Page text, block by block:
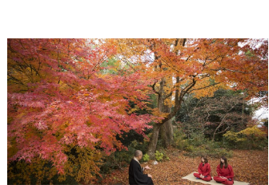
はの体験です。旅の記念品や、オリジナルの
お土産を作りたい人にオススメ！ ----------
①来店・受付（約5分） ご予約のお時間まで
にご来店いただき、受付をお済ませくださ
い。 ②絹糸選び（約5分） ③織り方の説明
（約5分） ④織る（約30分） ⑤解散（約5分）
※上記の流れは目安です。 当日の状況によっ
て流れが変更になる場合がありますので、あ